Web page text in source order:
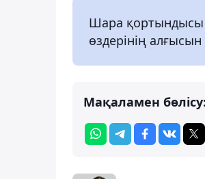
Шара қортындысы
өздерінің алғысын
Мақаламен бөлісу: